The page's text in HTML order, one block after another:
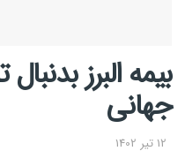
بیمه البرز
جهانی
12 تیر 1402